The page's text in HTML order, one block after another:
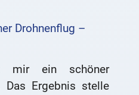
Drohnenflug –
mir ein schöner
Das Ergebnis stelle